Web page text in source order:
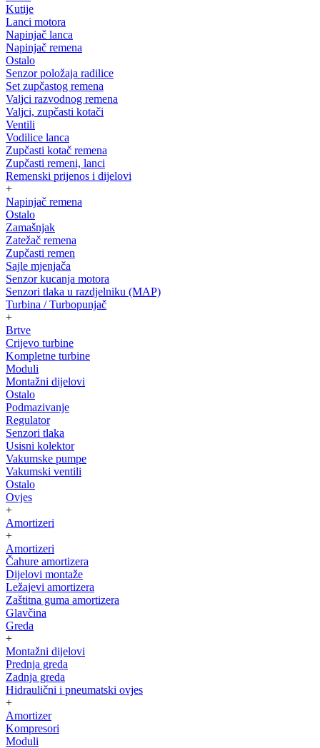
Kutije
Lanci motora
Napinjač lanca
Napinjač remena
Ostalo
Senzor položaja radilice
Set zupčastog remena
Valjci razvodnog remena
Valjci, zupčasti kotači
Ventili
Vodilice lanca
Zupčasti kotač remena
Zupčasti remeni, lanci
Remenski prijenos i dijelovi
+
Napinjač remena
Ostalo
Zamašnjak
Zatežač remena
Zupčasti remen
Sajle mjenjača
Senzor kucanja motora
Senzori tlaka u razdjelniku (MAP)
Turbina / Turbopunjač
+
Brtve
Crijevo turbine
Kompletne turbine
Moduli
Montažni dijelovi
Ostalo
Podmazivanje
Regulator
Senzori tlaka
Usisni kolektor
Vakumske pumpe
Vakumski ventili
Ostalo
Ovjes
+
Amortizeri
+
Amortizeri
Čahure amortizera
Dijelovi montaže
Ležajevi amortizera
Zaštitna guma amortizera
Glavčina
Greda
+
Montažni dijelovi
Prednja greda
Zadnja greda
Hidraulični i pneumatski ovjes
+
Amortizer
Kompresori
Moduli